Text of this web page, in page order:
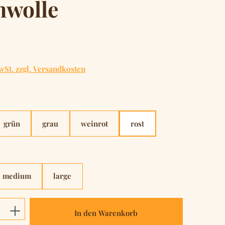
zzgl. Versandkosten
grün grau weinrot rost
medium large
Gib den gewünschten Wert
In den Warenkorb